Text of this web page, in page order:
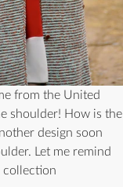
from the United
shoulder! How is the
design soon
Let me remind
collection